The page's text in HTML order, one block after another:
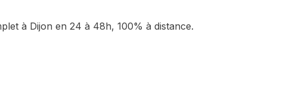
à Dijon en 24 à 48h, 100% à distance.